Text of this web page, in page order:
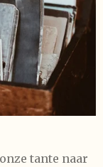
tante naar